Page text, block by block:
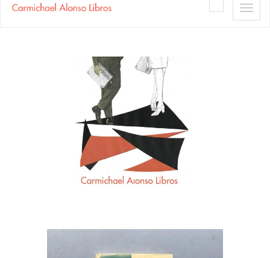
Toggle